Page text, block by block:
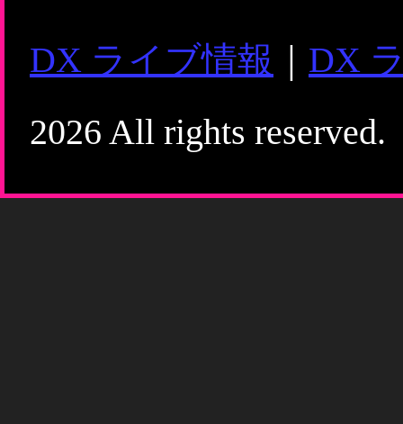
DX ライブ情報
DX
2026 All rights reserved.